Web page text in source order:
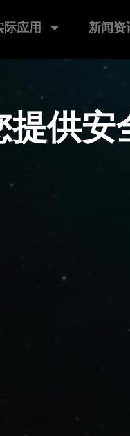
际应用 新闻资
提供